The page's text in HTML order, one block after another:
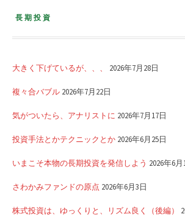
長期投資
大きく下げているが、、、 2026年7月28日
複々合バブル 2026年7月22日
気がついたら、アナリストに 2026年7月17日
投資手法とかテクニックとか 2026年6月25日
いまこそ本物の長期投資を発信しよう 2026年6月
さわかみファンドの原点 2026年6月3日
株式投資は、ゆっくりと、リズム良く（後編）